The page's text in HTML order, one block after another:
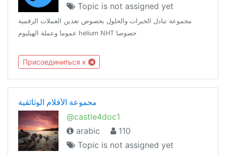
Topic is not assigned yet
مجموعة تبادل الخبرات والحلول بخصوص تعدين العملات الرقمية
عموما وعملة الهيليوم helium NHT خصوصا
Присоединиться к
مجموعة الأفلام الوثائقية
@castle4doc1
arabic
110
Topic is not assigned yet